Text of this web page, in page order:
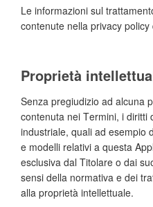
Le informazioni sul
contenute nella privacy
Proprietà
Senza pregiudizio ad alcuna
contenuta nei Termini, i diritti
industriale, quali ad esempio
e modelli relativi a questa
esclusiva dal Titolare o dai
sensi della normativa e dei
alla proprietà intellettuale.